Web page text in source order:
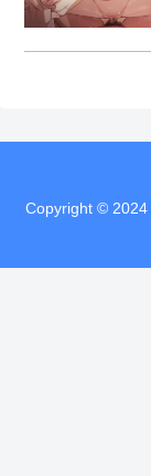
Copyright © 2024